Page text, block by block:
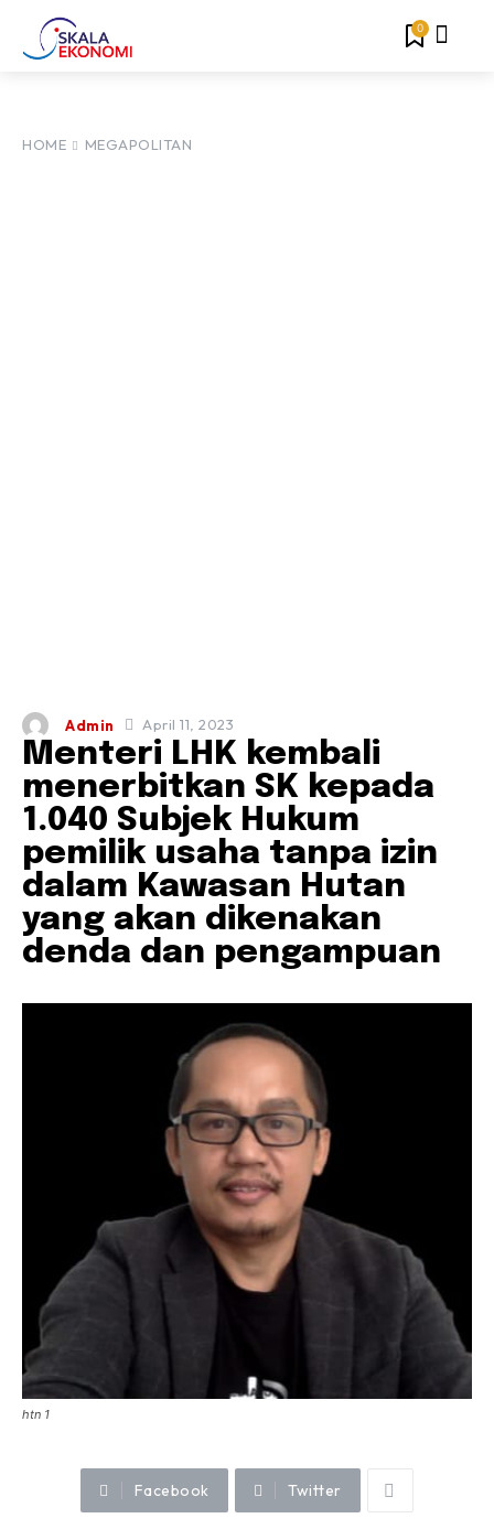
0
HOME MEGAPOLITAN
Admin April 11, 2023
Menteri LHK kembali
menerbitkan SK kepada
1.040 Subjek Hukum
pemilik usaha tanpa izin
dalam Kawasan Hutan
yang akan dikenakan
denda dan pengampuan
htn 1
Facebook Twitter